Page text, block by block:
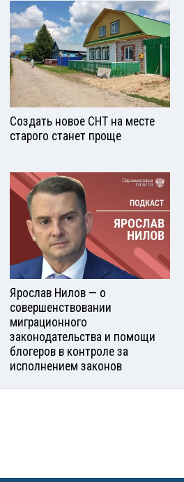
Создать новое СНТ на месте
старого станет проще
Ярослав Нилов — о
совершенствовании
миграционного
законодательства и помощи
блогеров в контроле за
исполнением законов